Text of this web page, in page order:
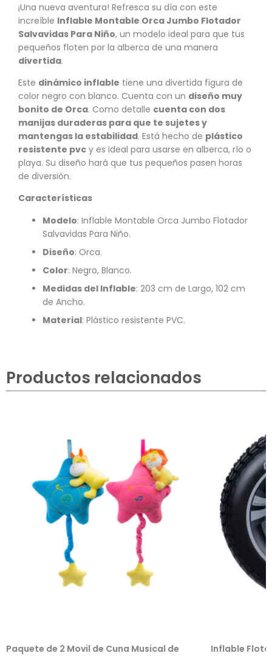
¡Una nueva aventura! Refresca su día con este
increíble Inflable Montable Orca Jumbo Flotador
Salvavidas Para Niño, un modelo ideal para que tus
pequeños floten por la alberca de una manera
divertida.
Este dinámico inflable tiene una divertida figura de
color negro con blanco. Cuenta con un diseño muy
bonito de Orca. Como detalle cuenta con dos
manijas duraderas para que te sujetes y
mantengas la estabilidad. Está hecho de plástico
resistente pvc y es ideal para usarse en alberca, río o
playa. Su diseño hará que tus pequeños pasen horas
de diversión.
Características
Modelo: Inflable Montable Orca Jumbo Flotador
Salvavidas Para Niño.
Diseño: Orca.
Color: Negro, Blanco.
Medidas del Inflable: 203 cm de Largo, 102 cm
de Ancho.
Material: Plástico resistente PVC.
Productos relacionados
Paquete de 2 Movil de Cuna Musical de
Inflable